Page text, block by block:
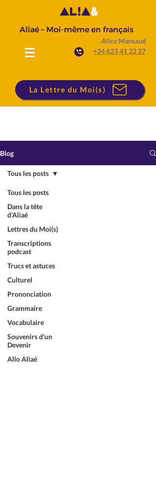
Aliaé – Moi-même en français
Alice Mansaud
+34 623 41 22 27
La Lettre du Moi(s)
Blog
Tous les posts
Dans la tête
d'Aliaé
Lettres du Moi(s)
Transcriptions
podcast
Trucs et astuces
Culturel
Prononciation
Grammaire
Vocabulaire
Souvenirs d'un
Devenir
Allo Aliaé
Tous les posts